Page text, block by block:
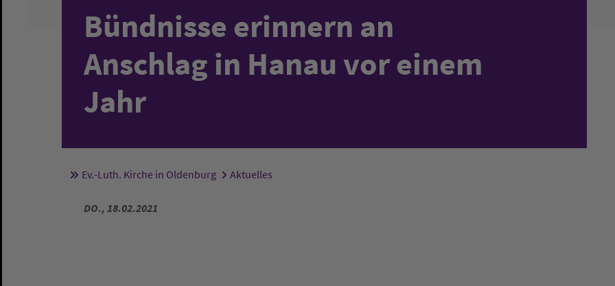
Bündnisse erinnern an
Anschlag in Hanau vor einem
Jahr
Sie sind hier:
Ev.-Luth. Kirche in Oldenburg Aktuelles
DO., 18.02.2021